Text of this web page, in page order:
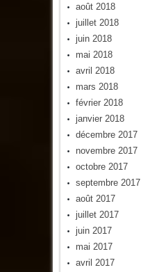
août 2018
juillet 2018
juin 2018
mai 2018
avril 2018
mars 2018
février 2018
janvier 2018
décembre 2017
novembre 2017
octobre 2017
septembre 2017
août 2017
juillet 2017
juin 2017
mai 2017
avril 2017